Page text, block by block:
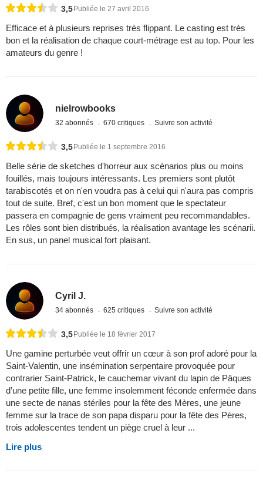
3,5 Publiée le 27 avril 2016
Efficace et à plusieurs reprises très flippant. Le casting est très
bon et la réalisation de chaque court-métrage est au top. Pour les
amateurs du genre !
nielrowbooks
32 abonnés 670 critiques Suivre son activité
3,5 Publiée le 1 septembre 2016
Belle série de sketches d'horreur aux scénarios plus ou moins
fouillés, mais toujours intéressants. Les premiers sont plutôt
tarabiscotés et on n'en voudra pas à celui qui n'aura pas compris
tout de suite. Bref, c'est un bon moment que le spectateur
passera en compagnie de gens vraiment peu recommandables.
Les rôles sont bien distribués, la réalisation avantage les scénarii.
En sus, un panel musical fort plaisant.
Cyril J.
34 abonnés 625 critiques Suivre son activité
3,5 Publiée le 18 février 2017
Une gamine perturbée veut offrir un cœur à son prof adoré pour la
Saint-Valentin, une insémination serpentaire provoquée pour
contrarier Saint-Patrick, le cauchemar vivant du lapin de Pâques
d’une petite fille, une femme insolemment féconde enfermée dans
une secte de nanas stériles pour la fête des Mères, une jeune
femme sur la trace de son papa disparu pour la fête des Pères,
trois adolescentes tendent un piège cruel à leur ...
Lire plus